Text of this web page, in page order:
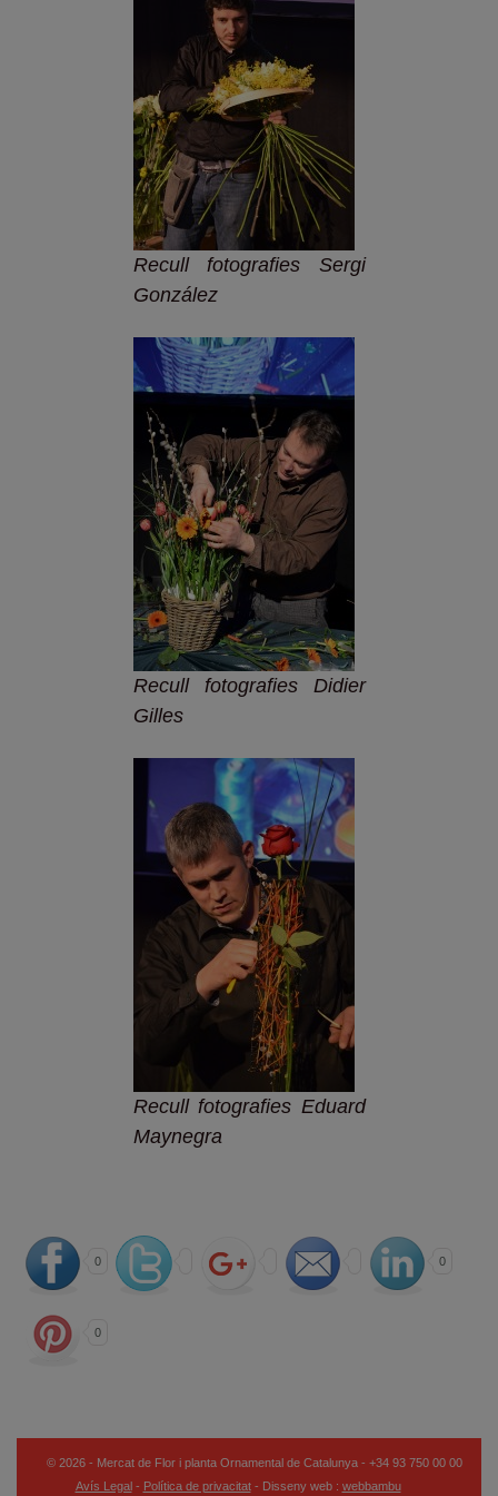
Recull fotografies Sergi
González
Recull fotografies Didier
Gilles
Recull fotografies Eduard
Maynegra
0 0
0
© 2026 - Mercat de Flor i planta Ornamental de Catalunya - +34 93 750 00 00
Avís Legal- Política de privacitat- Disseny web : webbambu